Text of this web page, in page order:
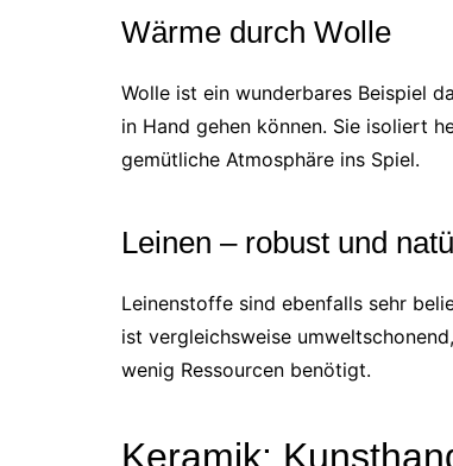
Wärme durch Wolle
Wolle ist ein wunderbares Beispiel
in Hand gehen können. Sie isoliert
gemütliche Atmosphäre ins Spiel.
Leinen – robust und
Leinenstoffe sind ebenfalls sehr
ist vergleichsweise
wenig Ressourcen benötigt.
Keramik: